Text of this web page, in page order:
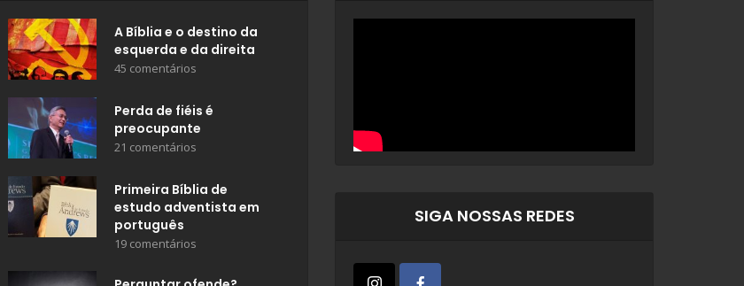
A Bíblia e o destino da
esquerda e da direita
45 comentários
Perda de fiéis é
preocupante
21 comentários
Primeira Bíblia de
estudo adventista em
português
19 comentários
SIGA NOSSAS REDES